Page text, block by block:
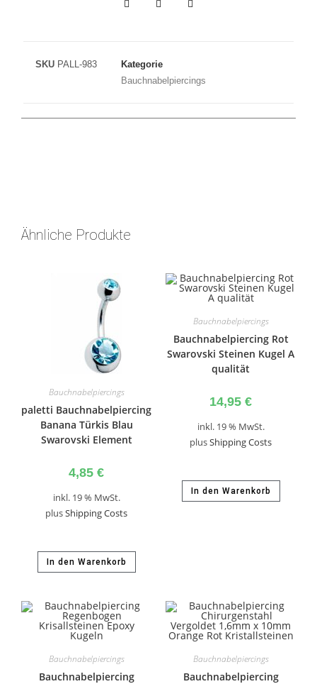
SKU PALL-983
Kategorie
Bauchnabelpiercings
Ähnliche Produkte
Bauchnabelpiercings
paletti Bauchnabelpiercing
Banana Türkis Blau
Swarovski Element
4,85 €
inkl. 19 % MwSt.
plusShipping Costs
In den Warenkorb
Bauchnabelpiercings
Bauchnabelpiercing Rot
Swarovski Steinen Kugel A
qualität
14,95 €
inkl. 19 % MwSt.
plusShipping Costs
In den Warenkorb
Bauchnabelpiercings
Bauchnabelpiercing
Bauchnabelpiercings
Bauchnabelpiercing